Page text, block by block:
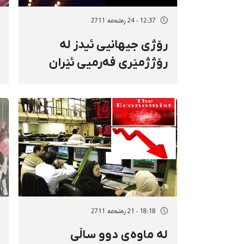
12:37 - 24 رەشەمه 2711
رۆژی جیهانیی ئیدز لە
رۆژژمێری فەرمیی ئێران
18:18 - 21 رەشەمه 2711
لە ماوەی دوو ساڵی